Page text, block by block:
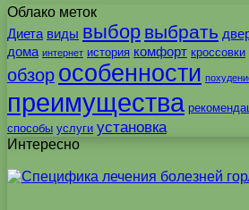
Облако меток
Диета виды выбор выбрать
дома интернет история комфорт кроссовки
обзор особенности
преимущества
способы услуги установка
Интересно